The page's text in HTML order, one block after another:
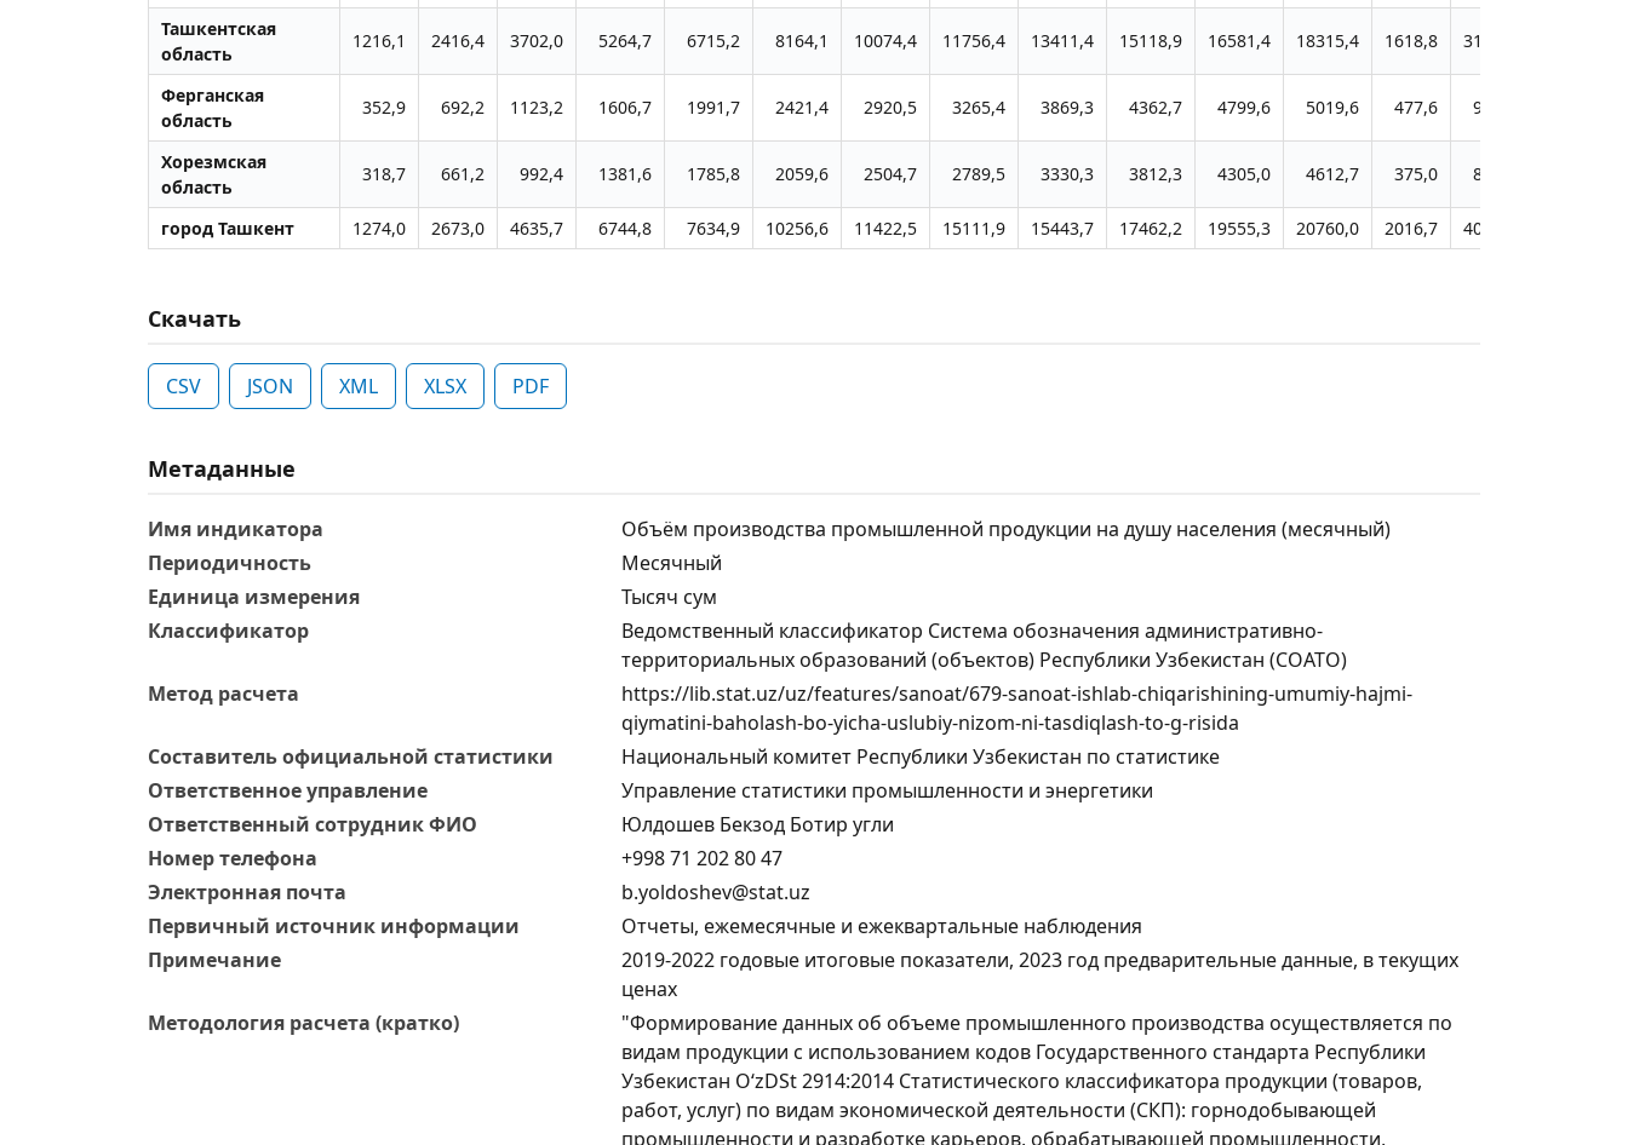
Ташкентская
область
1216,1 2416,4 3702,0 5264,7 6715,2 8164,1 10074,4 11756,4 13411,4 15118,9 16581,4 18315,4 1618,8 3166,8
Ферганская
область
352,9 692,2 1123,2 1606,7 1991,7 2421,4 2920,5 3265,4 3869,3 4362,7 4799,6 5019,6 477,6 902,7
Хорезмская
область
318,7 661,2 992,4 1381,6 1785,8 2059,6 2504,7 2789,5 3330,3 3812,3 4305,0 4612,7 375,0 807,5
город Ташкент 1274,0 2673,0 4635,7 6744,8 7634,9 10256,6 11422,5 15111,9 15443,7 17462,2 19555,3 20760,0 2016,7 4094,7
Скачать
CSV JSON XML XLSX PDF
Метаданные
Имя индикатора
Объём производства промышленной продукции на душу населения (месячный)
Периодичность
Месячный
Единица измерения
Тысяч сум
Классификатор
Ведомственный классификатор Система обозначения административно-
территориальных образований (объектов) Республики Узбекистан (СОАТО)
Метод расчета
https://lib.stat.uz/uz/features/sanoat/679-sanoat-ishlab-chiqarishining-umumiy-hajmi-
qiymatini-baholash-bo-yicha-uslubiy-nizom-ni-tasdiqlash-to-g-risida
Составитель официальной статистики
Национальный комитет Республики Узбекистан по статистике
Ответственное управление
Управление статистики промышленности и энергетики
Oтветственный сотрудник ФИО
Юлдошев Бекзод Ботир угли
Номер телефона
+998 71 202 80 47
Электронная почта
b.yoldoshev@stat.uz
Первичный источник информации
Отчеты, ежемесячные и ежеквартальные наблюдения
Примечание
2019-2022 годовые итоговые показатели, 2023 год предварительные данные, в текущих
ценах
Методология расчета (кратко)
"Формирование данных об объеме промышленного производства осуществляется по
видам продукции с использованием кодов Государственного стандарта Республики
Узбекистан O‘zDSt 2914:2014 Статистического классификатора продукции (товаров,
работ, услуг) по видам экономической деятельности (СКП): горнодобывающей
промышленности и разработке карьеров, обрабатывающей промышленности,